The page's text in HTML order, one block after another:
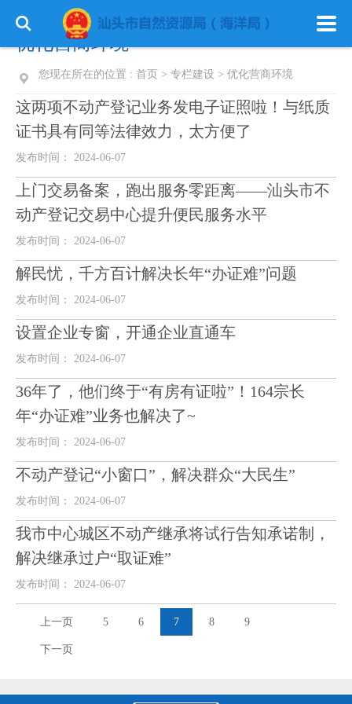
优化营商环境
您现在所在的位置 : 首页 > 专栏建设 > 优化营商环境
这两项不动产登记业务发电子证照啦！与纸质
证书具有同等法律效力，太方便了
发布时间： 2024-06-07
上门交易备案，跑出服务零距离——汕头市不
动产登记交易中心提升便民服务水平
发布时间： 2024-06-07
解民忧，千方百计解决长年“办证难”问题
发布时间： 2024-06-07
设置企业专窗，开通企业直通车
发布时间： 2024-06-07
36年了，他们终于“有房有证啦”！164宗长
年“办证难”业务也解决了~
发布时间： 2024-06-07
不动产登记“小窗口”，解决群众“大民生”
发布时间： 2024-06-07
我市中心城区不动产继承将试行告知承诺制，
解决继承过户“取证难”
发布时间： 2024-06-07
上一页 5 6 7 8 9
下一页